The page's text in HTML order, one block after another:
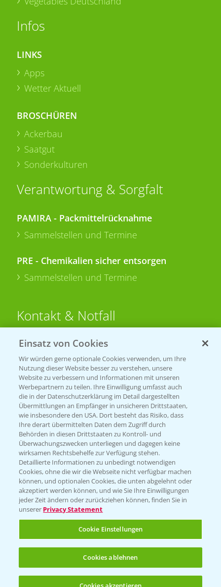
Infos
LINKS
Apps
Wetter Aktuell
BROSCHÜREN
Ackerbau
Saatgut
Sonderkulturen
Verantwortung & Sorgfalt
PAMIRA - Packmittelrücknahme
Sammelstellen und Termine
PRE - Chemikalien sicher entsorgen
Sammelstellen und Termine
Kontakt & Notfall
Beratung auf WhatsApp
T.+49 (0)174 346 564 1
KONTAKT
Hilfe in Notfällen
T.+49 (0)214/30-20220
Folgen Sie uns
Einsatz von Cookies
Wir würden gerne optionale Cookies verwenden, um Ihre
Nutzung dieser Website besser zu verstehen, unsere
Website zu verbessern und Informationen mit unseren
Werbepartnern zu teilen. Ihre Einwilligung umfasst auch
die in der Datenschutzerklärung im Detail dargestellten
Übermittlungen an Empfänger in unsicheren Drittstaaten,
wie insbesondere den USA. Dort besteht das Risiko, dass
Ihre derart übermittelten Daten dem Zugriff durch
Behörden in diesen Drittstaaten zu Kontroll- und
Überwachungszwecken unterliegen und dagegen keine
wirksamen Rechtsbehelfe zur Verfügung stehen.
Detaillierte Informationen zu unbedingt notwendigen
Cookies, ohne die wir die Webseite nicht verfügbar machen
können, und optionalen Cookies, die unten abgelehnt oder
akzeptiert werden können, und wie Sie Ihre Einwilligungen
jeder Zeit ändern oder zurückziehen können, finden Sie in
unserer Privacy Statement
Cookie Einstellungen
Cookies ablehnen